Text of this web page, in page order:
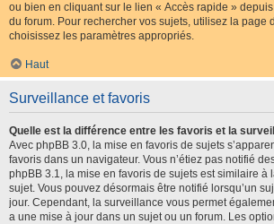
ou bien en cliquant sur le lien « Accès rapide »
du forum. Pour rechercher vos sujets, utilisez la page
choisissez les paramètres appropriés.
Haut
Surveillance et favoris
Quelle est la différence entre les favoris et la
Avec phpBB 3.0, la mise en favoris de sujets
favoris dans un navigateur. Vous n’étiez pas notifié
phpBB 3.1, la mise en favoris de sujets est similaire à
sujet. Vous pouvez désormais être notifié lorsqu’un
jour. Cependant, la surveillance vous permet
a une mise à jour dans un sujet ou un forum. Les